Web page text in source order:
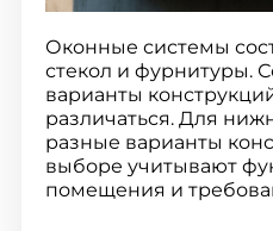
Оконные системы
стекол и фурнитуры.
варианты
различаться. Для
разные варианты
выборе учитывают
помещения и